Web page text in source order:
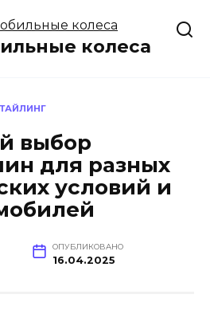
колеса
выбор
для разных
условий и
ОПУБЛИКОВАНО
16.04.2025